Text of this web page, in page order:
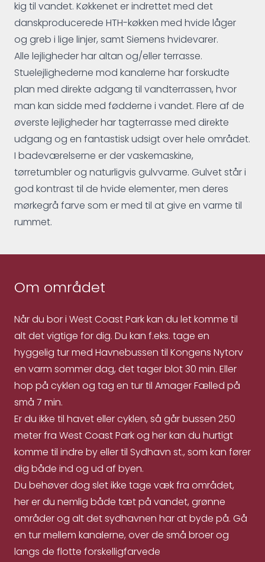
kig til vandet. Køkkenet er indrettet med det
danskproducerede HTH-køkken med hvide låger
og greb i lige linjer, samt Siemens hvidevarer.
Alle lejligheder har altan og/eller terrasse.
Stuelejlighederne mod kanalerne har forskudte
plan med direkte adgang til vandterrassen, hvor
man kan sidde med fødderne i vandet. Flere af de
øverste lejligheder har tagterrasse med direkte
udgang og en fantastisk udsigt over hele området.
I badeværelserne er der vaskemaskine,
tørretumbler og naturligvis gulvvarme. Gulvet står i
god kontrast til de hvide elementer, men deres
mørkegrå farve som er med til at give en varme til
rummet.
Om området
Når du bor i West Coast Park kan du let komme til
alt det vigtige for dig. Du kan f.eks. tage en
hyggelig tur med Havnebussen til Kongens Nytorv
en varm sommer dag, det tager blot 30 min. Eller
hop på cyklen og tag en tur til Amager Fælled på
små 7 min.
Er du ikke til havet eller cyklen, så går bussen 250
meter fra West Coast Park og her kan du hurtigt
komme til indre by eller til Sydhavn st., som kan fører
dig både ind og ud af byen.
Du behøver dog slet ikke tage væk fra området,
her er du nemlig både tæt på vandet, grønne
områder og alt det sydhavnen har at byde på. Gå
en tur mellem kanalerne, over de små broer og
langs de flotte forskelligfarvede